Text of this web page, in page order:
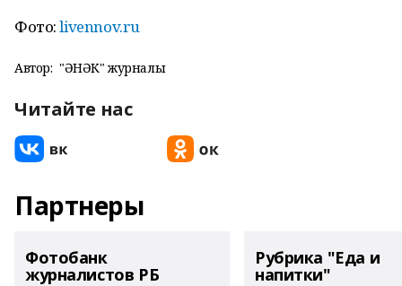
Фото:livennov.ru
Автор: "ҺӘНӘК" журналы
Читайте нас
Партнеры
Фотобанк
журналистов РБ
Рубрика "Еда и
напитки"